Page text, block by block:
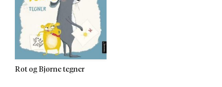
Rot og Bjørne tegner